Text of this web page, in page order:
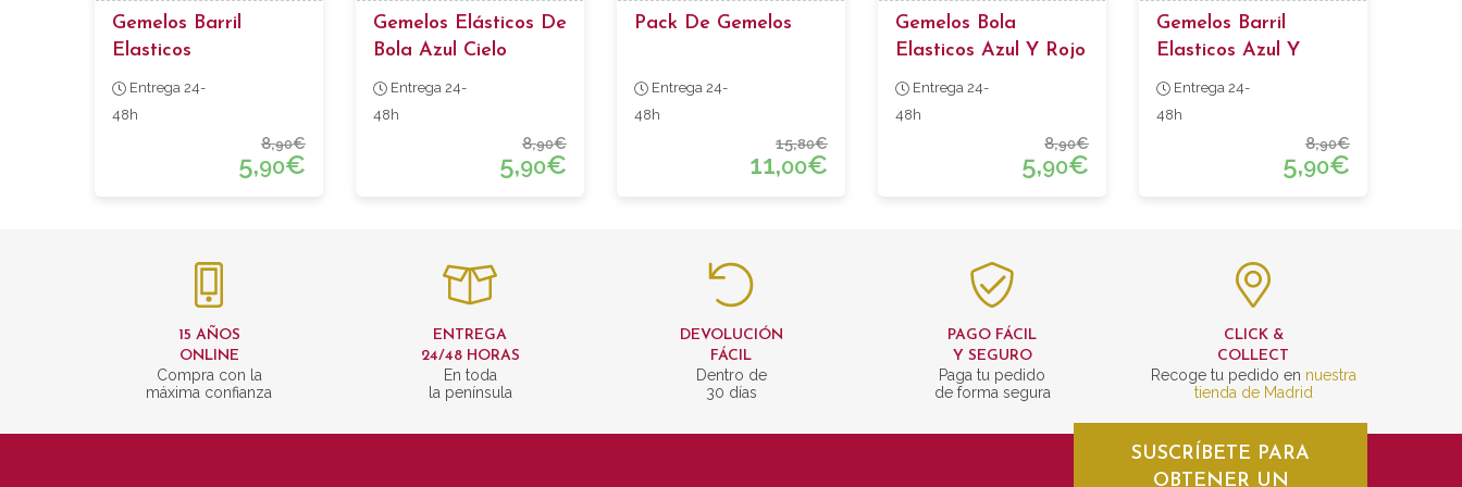
Gemelos Barril
Elasticos
Entrega 24-
48h
8,90€
5,90€
Gemelos Elásticos De
Bola Azul Cielo
Entrega 24-
48h
8,90€
5,90€
Pack De Gemelos
Entrega 24-
48h
15,80€
11,00€
Gemelos Bola
Elasticos Azul Y Rojo
Entrega 24-
48h
8,90€
5,90€
Gemelos Barril
Elasticos Azul Y
Naranja
Entrega 24-
48h
8,90€
5,90€
15 AÑOS
ONLINE
Compra con la
máxima confianza
ENTREGA
24/48 HORAS
En toda
la península
DEVOLUCIÓN
FÁCIL
Dentro de
30 días
PAGO FÁCIL
Y SEGURO
Paga tu pedido
de forma segura
CLICK &
COLLECT
Recoge tu pedido en nuestra
tienda de Madrid
SUSCRÍBETE PARA
OBTENER UN